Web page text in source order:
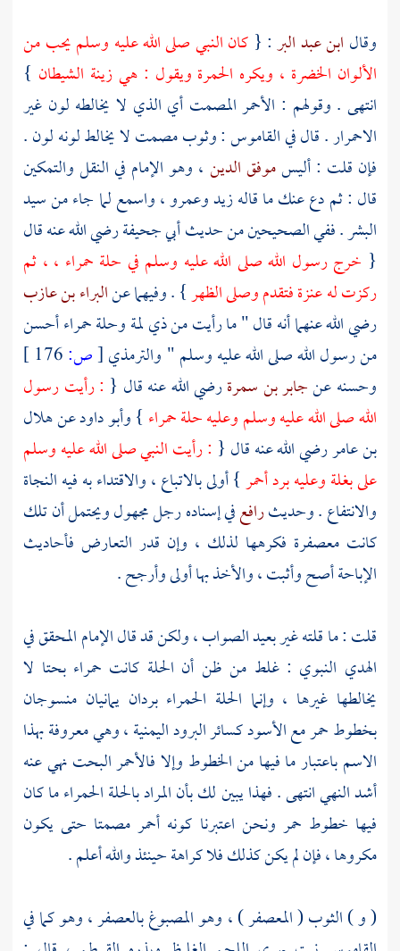
وقال ابن عبد البر: { كان النبي صلى الله عليه وسلم يحب من
الألوان الخضرة ، ويكره الحمرة ويقول : هي زينة الشيطان }
انتهى . وقولهم : الأحمر المصمت أي الذي لا يخالطه لون غير
الاحمرار . قال في القاموس : وثوب مصمت لا يخالط لونه لون .
فإن قلت : أليسموفق الدين ، وهو الإمام في النقل والتمكين
قال : ثم دع عنك ما قاله زيد وعمرو ، واسمع لما جاء من سيد
البشر . ففي الصحيحين من حديثأبي جحيفةرضي الله عنه قال
{ خرج رسول الله صلى الله عليه وسلم في حلة حمراء ، ، ثم
ركزت له عنزة فتقدم وصلى الظهر} . وفيهما عنالبراء بن عازب
رضي الله عنهما أنه قال " ما رأيت من ذي لمة وحلة حمراء أحسن
من رسول الله صلى الله عليه وسلم " والترمذي[ص:
وحسنه عنجابر بن سمرةرضي الله عنه قال { : رأيت رسول
الله صلى الله عليه وسلم وعليه حلة حمراء }وأبو داودعنهلال
بن عامررضي الله عنه قال { : رأيت النبي صلى الله عليه وسلم
على بغلة وعليه برد أحمر} أولى بالاتباع ، والاقتداء به فيه النجاة
والانتفاع . وحديثرافعفي إسناده رجل مجهول ويحتمل أن تلك
كانت معصفرة فكرهها لذلك ، وإن قدر التعارض فأحاديث
الإباحة أصح وأثبت ، والأخذ بها أولى وأرجح .
قلت: ما قلته غير بعيد الصواب ، ولكن قد قالالإمام المحققفي
الهدي النبوي : غلط من ظن أن الحلة كانت حمراء بحتا لا
يخالطها غيرها ، وإنما الحلة الحمراء بردان يمانيان منسوجان
بخطوط حمر مع الأسود كسائر البرود اليمنية ، وهي معروفة بهذا
الاسم باعتبار ما فيها من الخطوط وإلا فالأحمر البحت نهي عنه
أشد النهي انتهى . فهذا يبين لك بأن المراد بالحلة الحمراء ما كان
فيها خطوط حمر ونحن اعتبرنا كونه أحمر مصمتا حتى يكون
مكروها ، فإن لم يكن كذلك فلا كراهة حينئذ والله أعلم .
( و ) الثوب ( المعصفر ) ، وهو المصبوغ بالعصفر ، وهو كما في